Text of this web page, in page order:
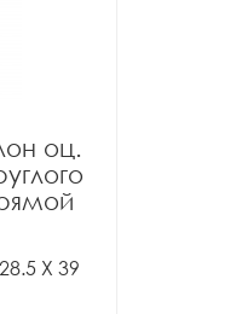
оц.
X 39